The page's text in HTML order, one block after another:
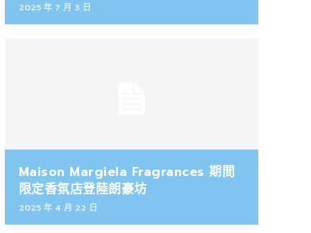
2025 年 7 月 3 日
Maison Margiela Fragrances 期間
限定香氛店登陸朗豪坊
2025 年 4 月 22 日